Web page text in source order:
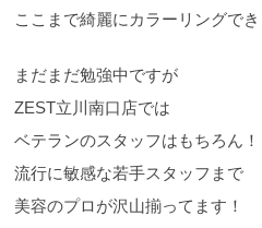
ここまで綺麗にカラーリングでき
まだまだ勉強中ですが
ZEST立川南口店では
ベテランのスタッフはもちろん！
流行に敏感な若手スタッフまで
美容のプロが沢山揃ってます！